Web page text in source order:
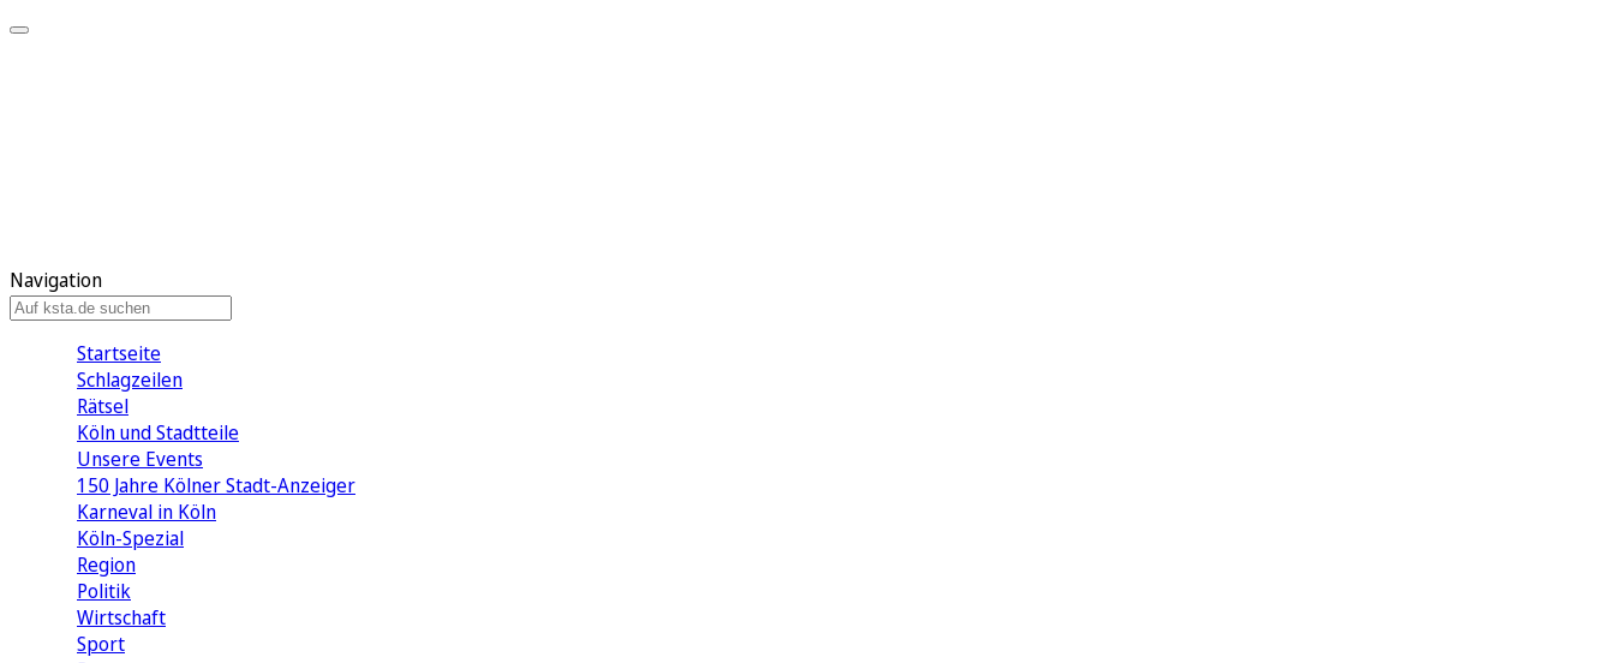
Navigation
Startseite
Schlagzeilen
Rätsel
Köln und Stadtteile
Unsere Events
150 Jahre Kölner Stadt-Anzeiger
Karneval in Köln
Köln-Spezial
Region
Politik
Wirtschaft
Sport